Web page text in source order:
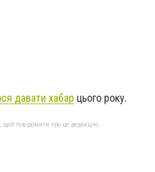
давати хабар цього року.
щоб повідомити про це редакцію